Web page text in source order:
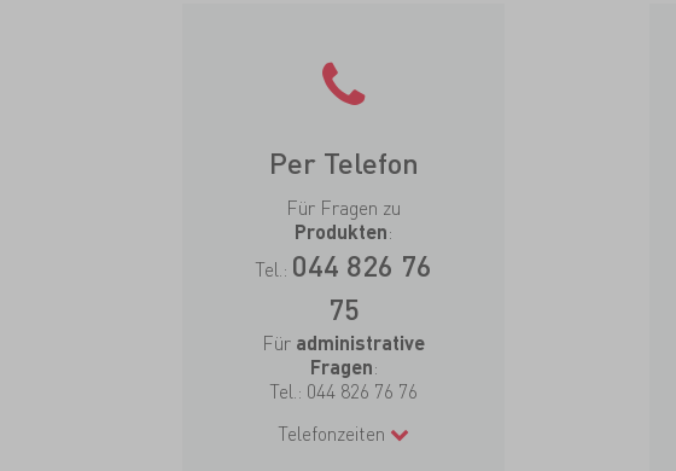
Per Telefon
Für Fragen zu
Produkten:
Tel.: 044 826 76
75
Für administrative
Fragen:
Tel.: 044 826 76 76
Telefonzeiten